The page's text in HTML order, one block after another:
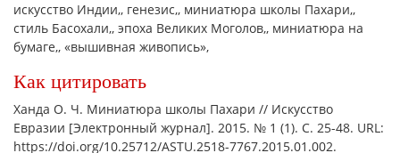
искусство Индии, генезис, миниатюра школы Пахари,
стиль Басохали, эпоха Великих Моголов, миниатюра на
бумаге, «вышивная живопись»,
Как цитировать
Ханда О. Ч. Миниатюра школы Пахари // Искусство
Евразии [Электронный журнал]. 2015. № 1 (1). С. 25-48. URL:
https://doi.org/10.25712/ASTU.2518-7767.2015.01.002.